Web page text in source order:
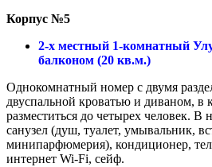
Корпус №5
2-х местный 1-комнатный
балконом (20 кв.м.)
Однокомнатный номер с двумя
двуспальной кроватью и диваном, в
разместиться до четырех человек. В
санузел (душ, туалет, умывальник,
минипарфюмерия), кондиционер,
интернет Wi-Fi, сейф.